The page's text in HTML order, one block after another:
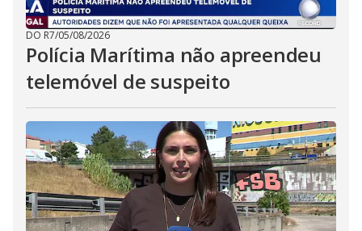
DO R7/05/08/2026
Polícia Marítima não apreendeu
telemóvel de suspeito